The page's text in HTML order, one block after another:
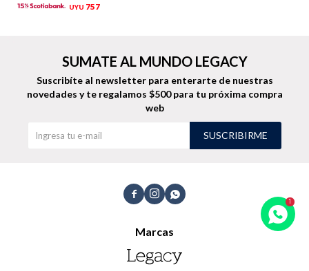
UYU 757
  
Marcas
SUMATE AL MUNDO LEGACY
Suscribíte al newsletter para enterarte de nuestras
novedades y te regalamos $500 para tu próxima compra
web
SUSCRIBIRME
Quiero ser parte Canjear mis puntos
Envíos, cambios y devoluciones